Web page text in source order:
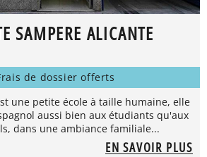
SAMPERE ALICANTE
de dossier offerts
une petite école à taille humaine, elle
aussi bien aux étudiants qu'aux
dans une ambiance familiale...
EN SAVOIR PLUS